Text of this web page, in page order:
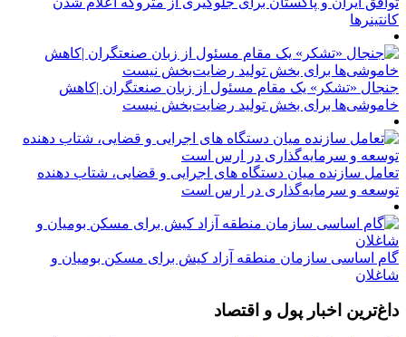
کانتینرها
جنجال «تشکر» یک مقام مسئول از زبان صنعتگران |کاهش
خاموشی‌ها برای بخش تولید رضایت‌بخش نیست
تعامل سازنده میان دستگاه‌ های اجرایی و قضایی، شتاب‌ دهنده
توسعه و سرمایه‌گذاری در ارس است
گام اساسی سازمان منطقه آزاد کیش برای مسکن بومیان و
شاغلان
داغ‌ترین اخبار پول و اقتصاد